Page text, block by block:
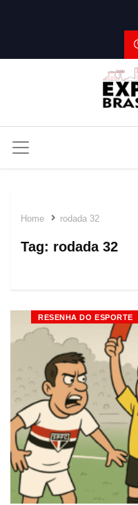
Home rodada 32
Tag: rodada 32
RESENHA DO ESPORTE